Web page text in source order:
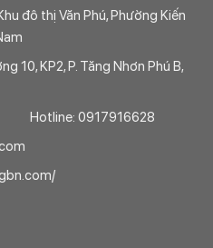
đô thị Văn Phú, Phường Kiến
10, KP2, P. Tăng Nhơn Phú B,
Hotline: 0917916628